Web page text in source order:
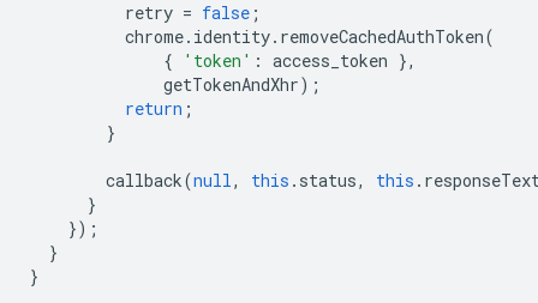
retry = false ;
chrome. identity. removeCachedAuthToken(
{
'token' : access_token },
getTokenAndXhr);
return ;
}
callback(null, this . status, this .
}
});
}
}